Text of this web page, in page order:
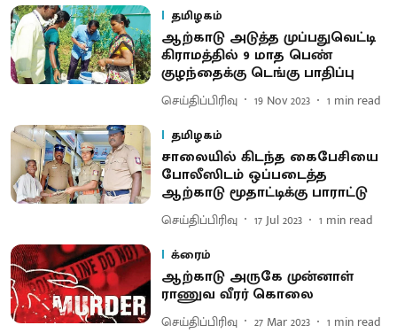
தமிழகம்
ஆற்காடு அடுத்த முப்பதுவெட்டி
கிராமத்தில் 9 மாத பெண்
குழந்தைக்கு டெங்கு பாதிப்பு
செய்திப்பிரிவு 19 Nov 2023 1 min read
தமிழகம்
சாலையில் கிடந்த கைபேசியை
போலீஸிடம் ஒப்படைத்த
ஆற்காடு மூதாட்டிக்கு பாராட்டு
செய்திப்பிரிவு 17 Jul 2023 1 min read
க்ரைம்
ஆற்காடு அருகே முன்னாள்
ராணுவ வீரர் கொலை
செய்திப்பிரிவு 27 Mar 2023 1 min read